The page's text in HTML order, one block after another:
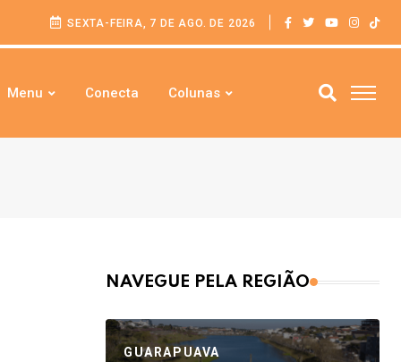
SEXTA-FEIRA, 7 DE AGO. DE 2026
Menu Conecta Colunas
NAVEGUE PELA REGIÃO
GUARAPUAVA